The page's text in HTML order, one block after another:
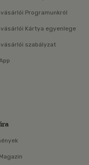
Programunkról
Kártya egyenlege
szabályzat